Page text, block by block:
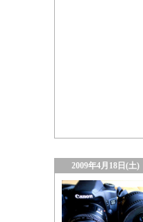
2009年4月18日(土)